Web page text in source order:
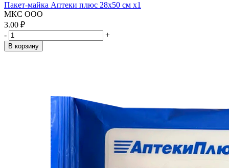
Пакет-майка Аптеки плюс 28х50 см x1
МКС ООО
3.00 ₽
-
+
В корзину